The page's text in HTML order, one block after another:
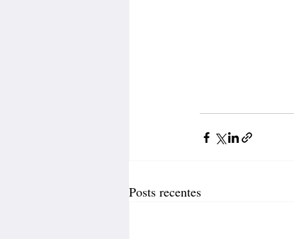
Posts recentes